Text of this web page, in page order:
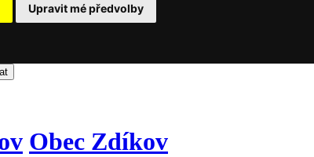
Upravit mé předvolby
Obec Zdíkov